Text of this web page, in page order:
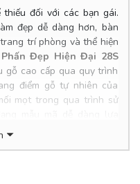
đối với các bạn gái.
đẹp dễ dàng hơn, bàn
trí phòng và thể hiện
Phấn Đẹp Hiện Đại 28S
gỗ cao cấp qua quy trình
điểm gỗ tự nhiên của
mọt trong qua trình sử
kế phòng ngủ của bạn.